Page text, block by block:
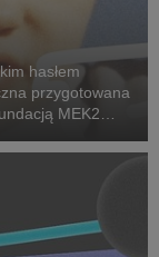
hasłem
przygotowana
MEK2
pac...